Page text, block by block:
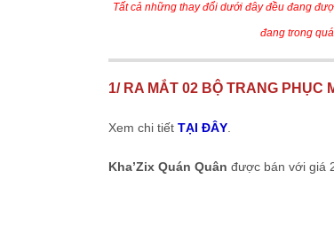
Tất cả những thay đổi dưới đây đều đang
đang trong
1/ RA MẮT 02 BỘ TRANG PHỤC
Xem chi tiết TẠI ĐÂY
Kha’Zix Quán Quân được bán với giá